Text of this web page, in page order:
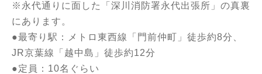
※永代通りに面した「深川消防署永代出張所」の真裏
にあります。
●最寄り駅：メトロ東西線「門前仲町」徒歩約8分、
JR京葉線「越中島」徒歩約12分
●定員：10名ぐらい